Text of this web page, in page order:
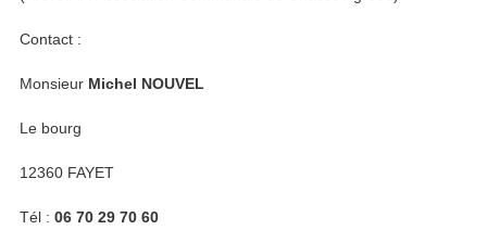
Contact :
Monsieur Michel NOUVEL
Le bourg
12360 FAYET
Tél : 06 70 29 70 60